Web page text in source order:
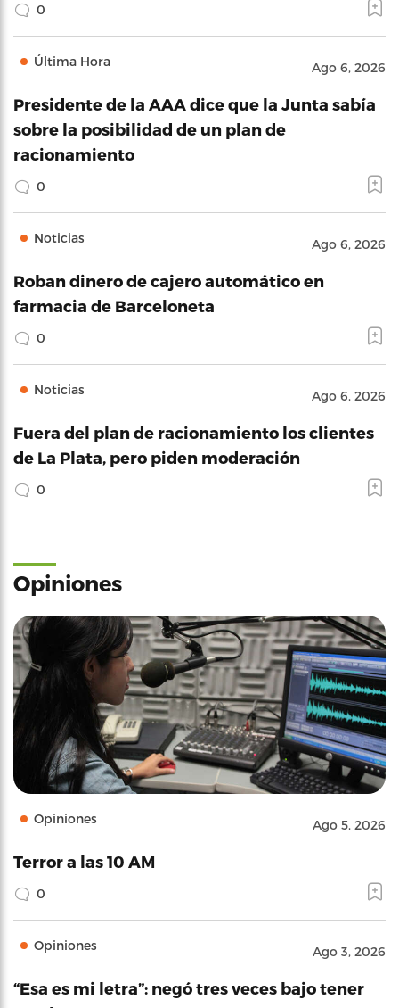
0
Última Hora Ago 6, 2026
Presidente de la AAA dice que la Junta sabía
sobre la posibilidad de un plan de
racionamiento
0
Noticias Ago 6, 2026
Roban dinero de cajero automático en
farmacia de Barceloneta
0
Noticias Ago 6, 2026
Fuera del plan de racionamiento los clientes
de La Plata, pero piden moderación
0
Opiniones
Opiniones Ago 5, 2026
Terror a las 10 AM
0
Opiniones Ago 3, 2026
“Esa es mi letra”: negó tres veces bajo tener